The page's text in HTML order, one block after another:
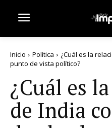
Inicio Política
¿Cuál es la
punto de vista político?
¿Cuál es
de India